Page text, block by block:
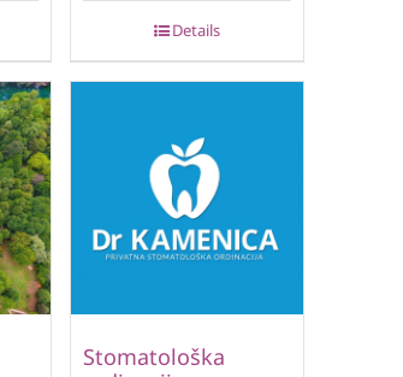
Details
Stomatološka